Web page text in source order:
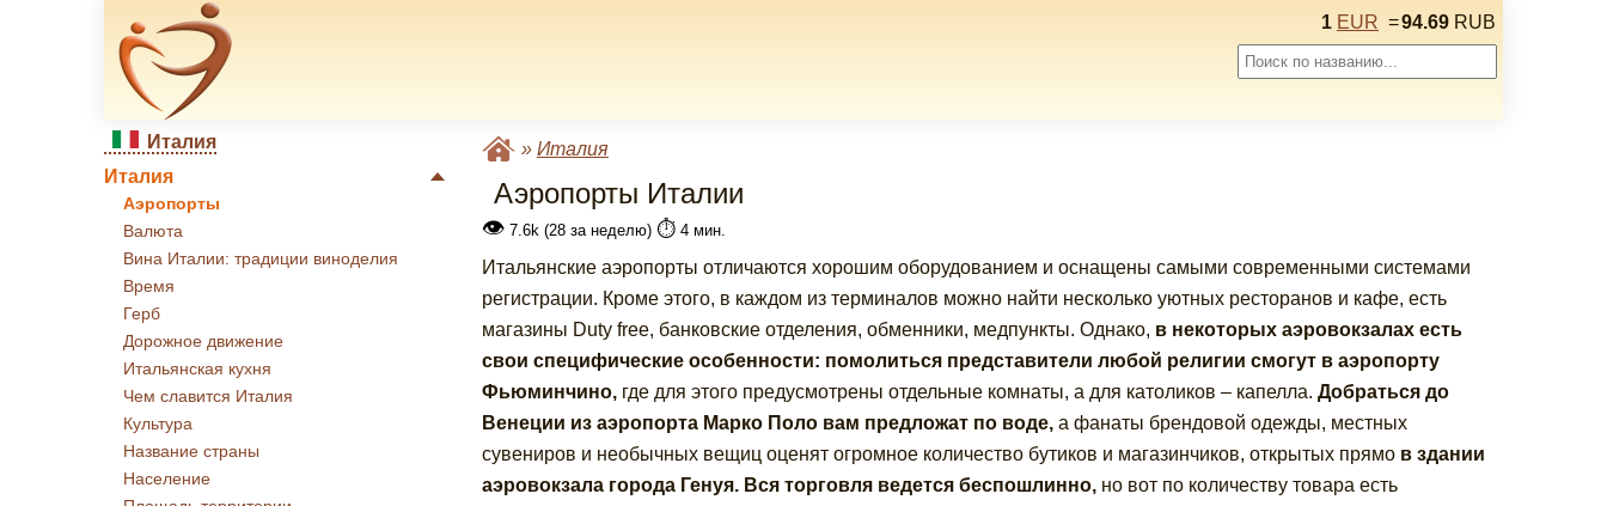
1 EUR =94.69 RUB
Италия
Италия
Аэропорты
Валюта
Вина Италии: традиции виноделия
Время
Герб
Дорожное движение
Итальянская кухня
Чем славится Италия
Культура
Название страны
Население
» Италия
Аэропорты Италии
👁7.6k (28 за неделю) ⏱️4 мин.
Итальянские аэропорты отличаются хорошим оборудованием и оснащены самыми современными системами
регистрации. Кроме этого, в каждом из терминалов можно найти несколько уютных ресторанов и кафе, есть
магазины Duty free, банковские отделения, обменники, медпункты. Однако, в некоторых аэровокзалах есть
свои специфические особенности: помолиться представители любой религии смогут в аэропорту
Фьюминчино,где для этого предусмотрены отдельные комнаты, а для католиков – капелла. Добраться до
Венеции из аэропорта Марко Поло вам предложат по воде,а фанаты брендовой одежды, местных
сувениров и необычных вещиц оценят огромное количество бутиков и магазинчиков, открытых прямо в здании
аэровокзала города Генуя. Вся торговля ведется беспошлинно, но вот по количеству товара есть